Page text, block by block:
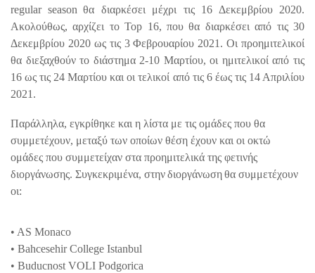
regular season θα διαρκέσει μέχρι τις 16 Δεκεμβρίου 2020.
Ακολούθως, αρχίζει τοTop 16, που θα διαρκέσει από τις 30
Δεκεμβρίου 2020 ως τις 3 Φεβρουαρίου 2021. Οι προημιτελικοί
θα διεξαχθούν το διάστημα 2-10 Μαρτίου, οι ημιτελικοί από τις
16 ως τις 24 Μαρτίου και οι τελικοί από τις 6 έως τις 14 Απριλίου
2021.
Παράλληλα, εγκρίθηκε και η λίστα με τις ομάδες που θα
συμμετέχουν, μεταξύ των οποίων θέση έχουν και οι οκτώ
ομάδες που συμμετείχαν στα προημιτελικά της φετινής
διοργάνωσης. Συγκεκριμένα, στηνδιοργάνωσηθα συμμετέχουν
οι:
• AS Monaco
• Bahcesehir College Istanbul
• Buducnost VOLI Podgorica